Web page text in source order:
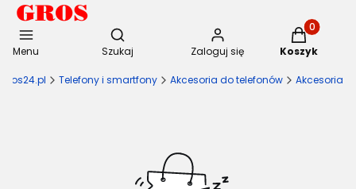
Menu
Otwórz wyszukiwarkę
Szukaj Zaloguj się
Produkty
Koszyk
Gros24.pl Telefony i smartfony Akcesoria do telefonów Akcesoria